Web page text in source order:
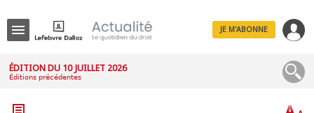
JE M'ABONNE
ÉDITION DU 10 JUILLET 2026
Éditions précédentes